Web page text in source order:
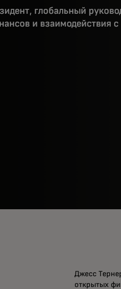
глобальный
и взаимодействия с
tab
Джесс
открытых